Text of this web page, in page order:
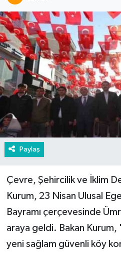
Paylaş
Çevre, Şehircilik ve İklim
Kurum, 23 Nisan Ulusal
Bayramı çerçevesinde
araya geldi. Bakan Kurum,
yeni sağlam güvenli köy